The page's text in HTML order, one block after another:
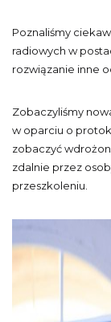
Poznaliśmy
radiowych w
rozwiązanie inne
Zobaczyliśmy
w oparciu o
zobaczyć
zdalnie przez
przeszkoleniu.